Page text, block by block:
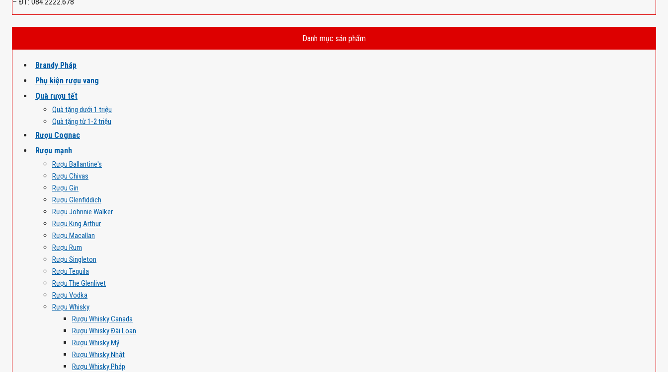
Danh mục sản phẩm
Brandy Pháp
Phụ kiện rượu vang
Quà rượu tết
Quà tặng dưới 1 triệu
Quà tặng từ 1-2 triệu
Rượu Cognac
Rượu mạnh
Rượu Ballantine's
Rượu Chivas
Rượu Gin
Rượu Glenfiddich
Rượu Johnnie Walker
Rượu King Arthur
Rượu Macallan
Rượu Rum
Rượu Singleton
Rượu Tequila
Rượu The Glenlivet
Rượu Vodka
Rượu Whisky
Rượu Whisky Canada
Rượu Whisky Đài Loan
Rượu Whisky Mỹ
Rượu Whisky Nhật
Rượu Whisky Pháp